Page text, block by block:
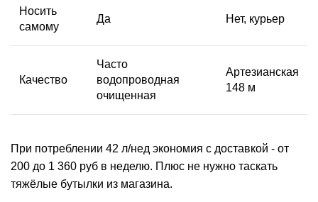
Носить
самому
Да Нет, курьер
Качество
Часто
водопроводная
очищенная
Артезианская
148 м
При потреблении 42 л/нед экономия с доставкой - от
200 до 1 360 руб в неделю. Плюс не нужно таскать
тяжёлые бутылки из магазина.